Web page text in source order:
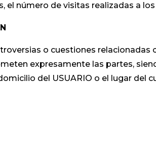
el número de visitas realizadas a
o cuestiones
expresamente las partes,
del USUARIO o el lugar del